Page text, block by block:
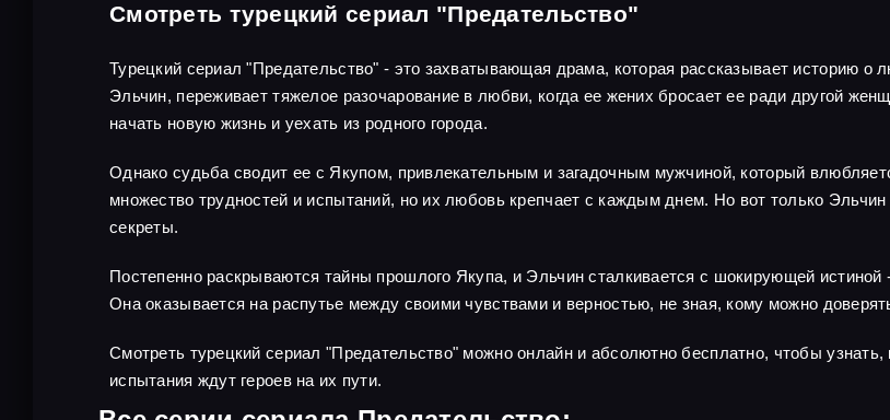
Смотреть турецкий сериал "Предательство"
Турецкий сериал "Предательство" - это захватывающая драма, которая рассказывает историю о
Эльчин, переживает тяжелое разочарование в любви, когда ее жених бросает ее ради другой
начать новую жизнь и уехать из родного города.
Однако судьба сводит ее с Якупом, привлекательным и загадочным мужчиной, который
множество трудностей и испытаний, но их любовь крепчает с каждым днем. Но вот только
секреты.
Постепенно раскрываются тайны прошлого Якупа, и Эльчин сталкивается с шокирующей истиной
Она оказывается на распутье между своими чувствами и верностью, не зная, кому можно
Смотреть турецкий сериал "Предательство" можно онлайн и абсолютно бесплатно, чтобы
испытания ждут героев на их пути.